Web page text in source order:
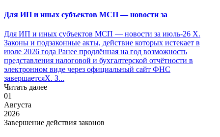
Для ИП и иных субъектов МСП — новости за
Для ИП и иных субъектов МСП — новости за июль-26 X.
Законы и подзаконные акты, действие которых истекает в
июле 2026 года Ранее продлённая на год возможность
представления налоговой и бухгалтерской отчётности в
электронном виде через официальный сайт ФНС
завершаетсяX. З...
Читать далее
01
Августа
2026
Завершение действия законов